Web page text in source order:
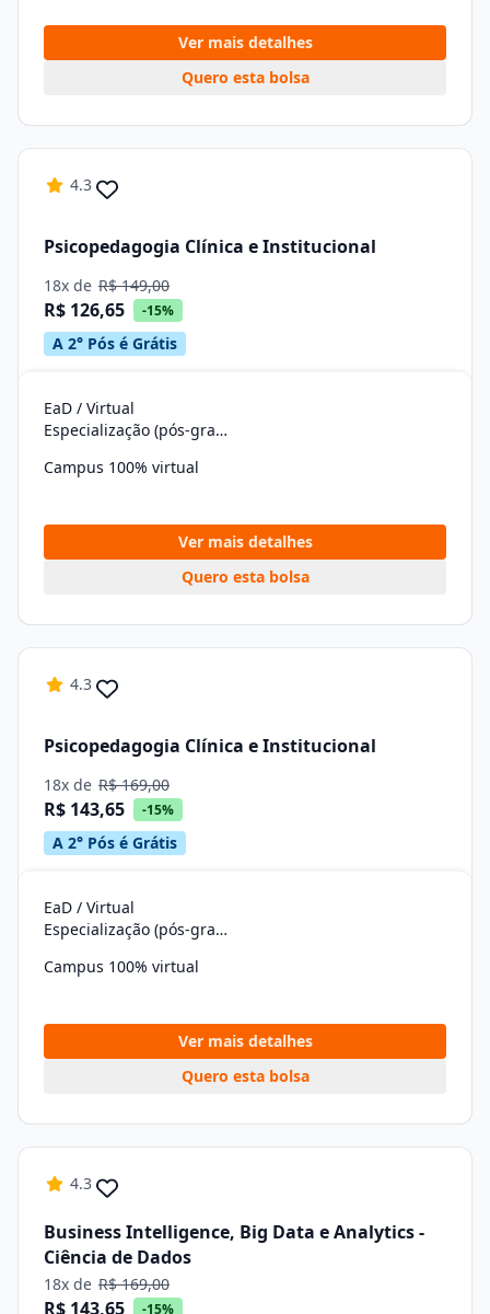
Ver mais detalhes
Quero esta bolsa
4.3
Psicopedagogia Clínica e Institucional
18x de R$ 149,00
R$ 126,65 -15%
A 2° Pós é Grátis
EaD / Virtual
Especialização (pós-graduação)
Campus 100% virtual
Ver mais detalhes
Quero esta bolsa
4.3
Psicopedagogia Clínica e Institucional
18x de R$ 169,00
R$ 143,65 -15%
A 2° Pós é Grátis
EaD / Virtual
Especialização (pós-graduação)
Campus 100% virtual
Ver mais detalhes
Quero esta bolsa
4.3
Business Intelligence, Big Data e Analytics -
Ciência de Dados
18x de R$ 169,00
R$ 143,65 -15%